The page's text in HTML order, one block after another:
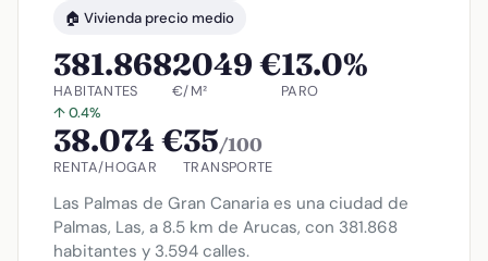
🏠 Vivienda precio medio
381.868
HABITANTES
↑ 0.4%
2049 €
€/M²
13.0%
PARO
38.074 €
RENTA/HOGAR
35/100
TRANSPORTE
Las Palmas de Gran Canaria es una ciudad de
Palmas, Las, a 8.5 km de Arucas, con 381.868
habitantes y 3.594 calles.